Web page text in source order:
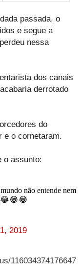
passada, o
e segue a
nessa
dos canais
derrotado
do
e o cornetaram.
o assunto:
não entende nem
2019
116034374176647